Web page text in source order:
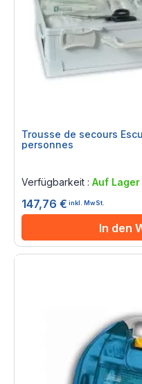
Trousse de secours
personnes
Verfügbarkeit : Auf Lager
147,76 € inkl. MwSt.
In den